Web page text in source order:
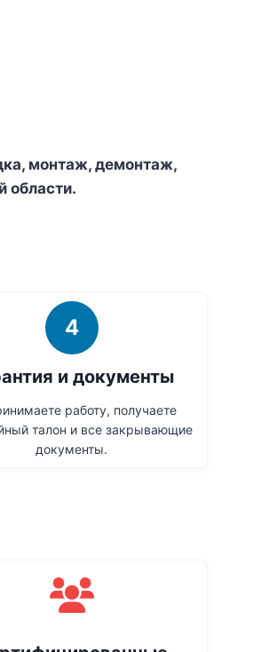
монтаж, демонтаж,
области.
4
и документы
работу, получаете
талон и все закрывающие
документы.